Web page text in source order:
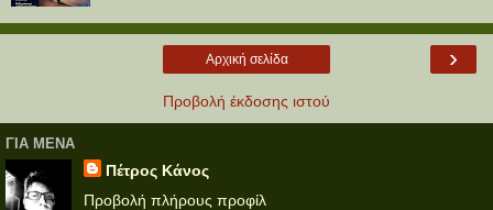
›
Αρχική σελίδα
Προβολή έκδοσης ιστού
ΓΙΑ ΜΕΝΑ
Πέτρος Κάνος
Προβολή πλήρους προφίλ